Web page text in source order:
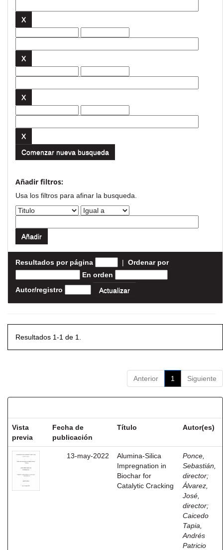
Comenzar nueva busqueda
Añadir filtros:
Usa los filtros para afinar la busqueda.
Resultados por página | Ordenar por
En orden
Autor/registro
Resultados 1-1 de 1.
Anterior 1 Siguiente
Vista
previa
Fecha de
publicación
Título Autor(es)
13-may-2022
Alumina-Silica
Impregnation in
Biochar for
Catalytic Cracking
Ponce,
Sebastián,
director;
Álvarez,
José,
director;
Caicedo
Tapia,
Andrés
Patricio